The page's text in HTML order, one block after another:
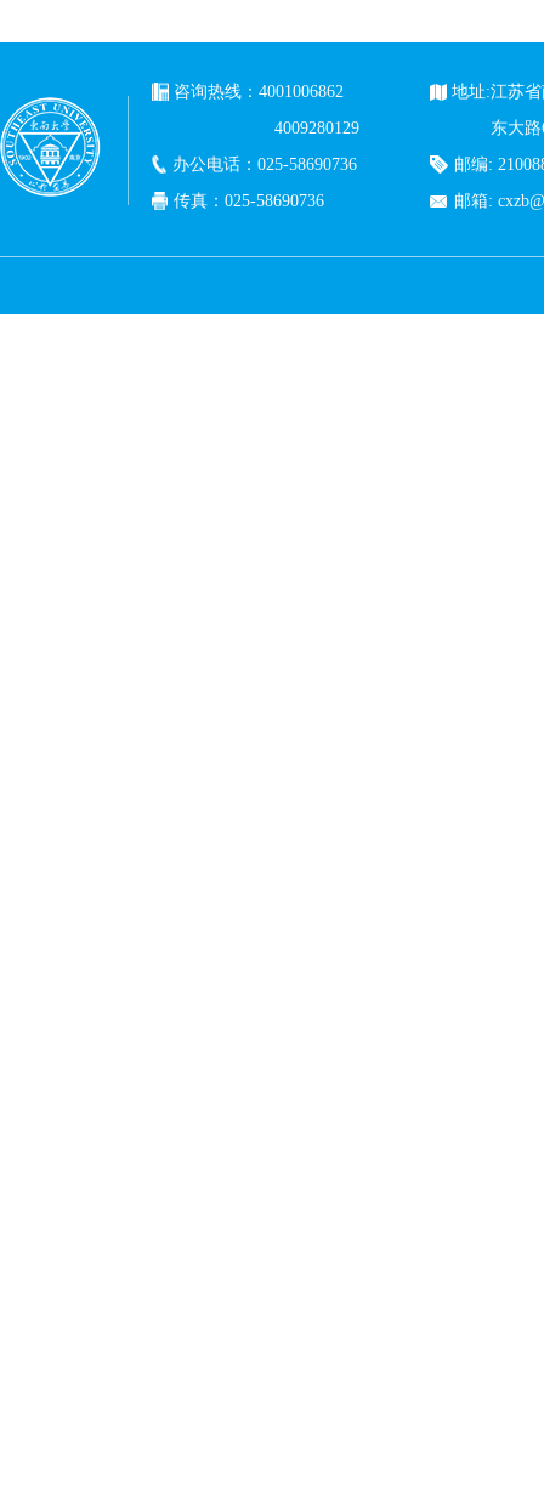
咨询热线：4001006862
4009280129
办公电话：025-58690736
传真：025-58690736
地址:江苏
东大
邮编:
邮箱: